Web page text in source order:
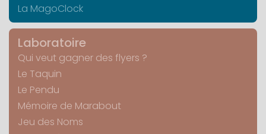
La MagoClock
Laboratoire
Qui veut gagner des flyers ?
Le Taquin
Le Pendu
Mémoire de Marabout
Jeu des Noms